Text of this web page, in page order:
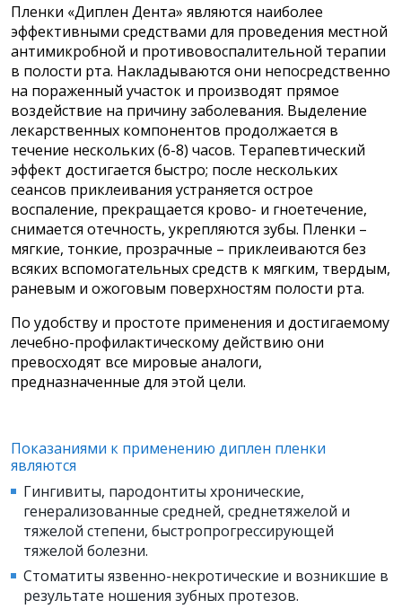
Пленки «Диплен Дента» являются наиболее
эффективными средствами для проведения местной
антимикробной и противовоспалительной терапии
в полости рта. Накладываются они непосредственно
на пораженный участок и производят прямое
воздействие на причину заболевания. Выделение
лекарственных компонентов продолжается в
течение нескольких (6-8) часов. Терапевтический
эффект достигается быстро; после нескольких
сеансов приклеивания устраняется острое
воспаление, прекращается крово- и гноетечение,
снимается отечность, укрепляются зубы. Пленки –
мягкие, тонкие, прозрачные – приклеиваются без
всяких вспомогательных средств к мягким, твердым,
раневым и ожоговым поверхностям полости рта.
По удобству и простоте применения и достигаемому
лечебно-профилактическому действию они
превосходят все мировые аналоги,
предназначенные для этой цели.
Показаниями к применению диплен пленки
являются
Гингивиты, пародонтиты хронические,
генерализованные средней, среднетяжелой и
тяжелой степени, быстропрогрессирующей
тяжелой болезни.
Стоматиты язвенно-некротические и возникшие в
результате ношения зубных протезов.